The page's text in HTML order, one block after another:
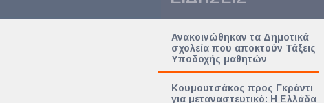
Ανακοινώθηκαν τα Δημοτικά
σχολεία που αποκτούν Τάξεις
Υποδοχής μαθητών
Κουμουτσάκος προς Γκράντι
για μεταναστευτικό: Η Ελλάδα